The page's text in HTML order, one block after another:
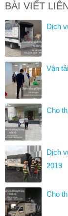
BÀI VIẾT
Dịch
Vận
Cho
Dịch
2019
Cho